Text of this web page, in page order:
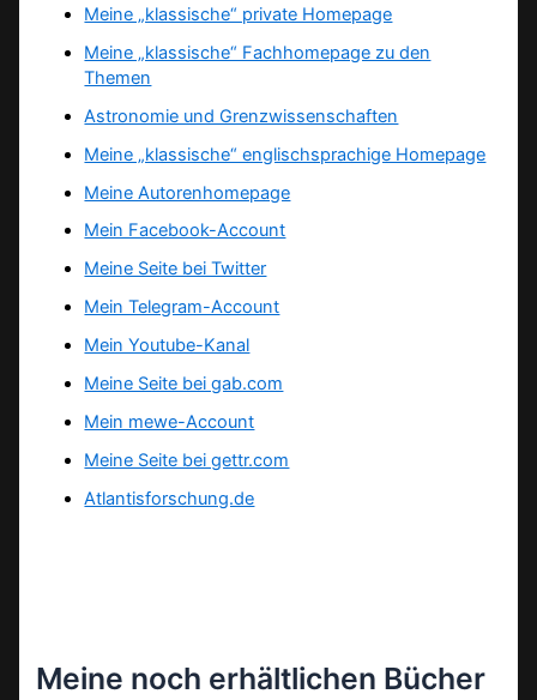
Meine „klassische“ private Homepage
Meine „klassische“ Fachhomepage zu den
Themen
Astronomie und Grenzwissenschaften
Meine „klassische“ englischsprachige Homepage
Meine Autorenhomepage
Mein Facebook-Account
Meine Seite bei Twitter
Mein Telegram-Account
Mein Youtube-Kanal
Meine Seite bei gab.com
Mein mewe-Account
Meine Seite bei gettr.com
Atlantisforschung.de
Meine noch erhältlichen Bücher